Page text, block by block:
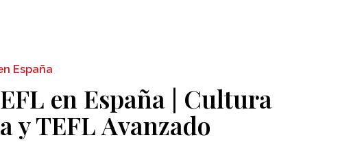
España
en España | Cultura
y TEFL Avanzado